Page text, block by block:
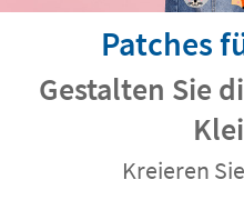
Patches
Gestalten Sie
Kreieren